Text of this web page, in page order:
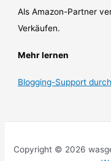
Als Amazon-Partner
Verkäufen.
Mehr lernen
Blogging-Support
Copyright © 2026